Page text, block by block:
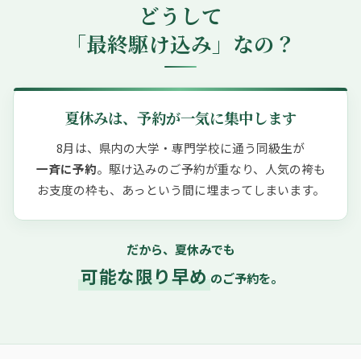
どうして
「最終駆け込み」なの？
夏休みは、 予約が一気に集中します
8月は、 県内の大学・専門学校に通う同級生が
一斉に予約。 駆け込みのご予約が重なり、 人気の袴も
お支度の枠も、 あっという間に埋まってしまいます。
だから、夏休みでも
可能な限り早め のご予約を。